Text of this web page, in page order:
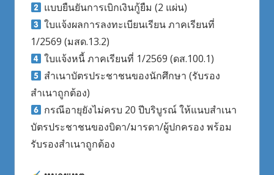
แบบยืนยันการเบิกเงินกู้ยืม (2 แผ่น)
ใบแจ้งผลการลงทะเบียนเรียน ภาคเรียนที่
1/2569 (มสด.13.2)
ใบแจ้งหนี้ ภาคเรียนที่ 1/2569 (ดส.100.1)
สำเนาบัตรประชาชนของนักศึกษา (รับรอง
สำเนาถูกต้อง)
กรณีอายุยังไม่ครบ 20 ปีบริบูรณ์ ให้แนบสำเนา
บัตรประชาชนของบิดา/มารดา/ผู้ปกครอง พร้อม
รับรองสำเนาถูกต้อง